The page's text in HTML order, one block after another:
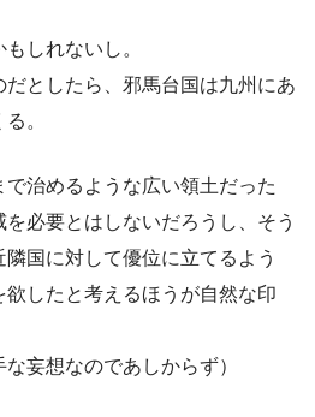
しれないし。
だとしたら、邪馬台国は九州にあ
。
治めるような広い領土だった
必要とはしないだろうし、そう
国に対して優位に立てるよう
したと考えるほうが自然な印
妄想なのであしからず）